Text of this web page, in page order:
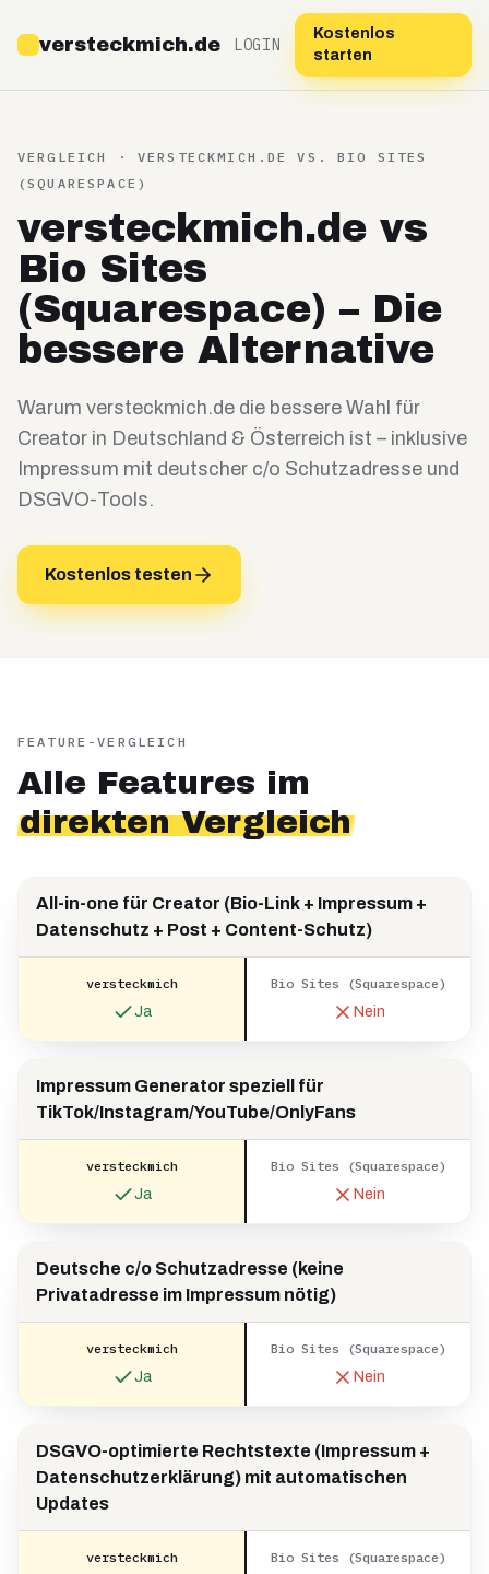
versteckmich.de LOGIN
Kostenlos
starten
VERGLEICH · VERSTECKMICH.DE VS.BIO SITES
(SQUARESPACE)
versteckmich.de vs
Bio Sites
(Squarespace) – Die
bessere Alternative
Warum versteckmich.de die bessere Wahl für
Creator in Deutschland & Österreich ist – inklusive
Impressum mit deutscher c/o Schutzadresse und
DSGVO-Tools.
Kostenlos testen
FEATURE-VERGLEICH
Alle Features im
direkten Vergleich
All-in-one für Creator (Bio-Link + Impressum +
Datenschutz + Post + Content-Schutz)
versteckmich
Ja
Bio Sites (Squarespace)
Nein
Impressum Generator speziell für
TikTok/Instagram/YouTube/OnlyFans
versteckmich
Ja
Bio Sites (Squarespace)
Nein
Deutsche c/o Schutzadresse (keine
Privatadresse im Impressum nötig)
versteckmich
Ja
Bio Sites (Squarespace)
Nein
DSGVO-optimierte Rechtstexte (Impressum +
Datenschutzerklärung) mit automatischen
Updates
versteckmich
Bio Sites (Squarespace)